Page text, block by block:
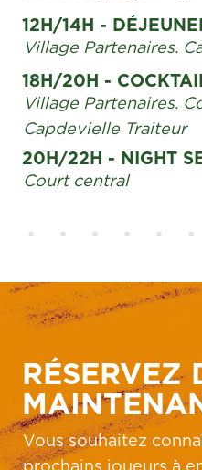
12H/14H -
Village Partenaires.
18H/20H -
Village Partenaires.
Capdevielle Traiteur
20H/22H - NIGHT
Court central
RÉSERVEZ
Vous souhaitez